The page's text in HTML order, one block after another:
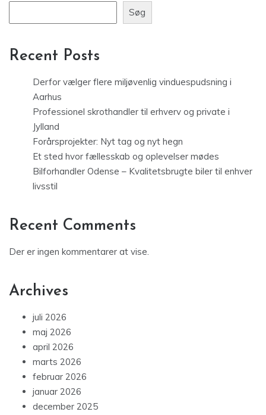
Søg
Recent Posts
Derfor vælger flere miljøvenlig vinduespudsning i
Aarhus
Professionel skrothandler til erhverv og private i
Jylland
Forårsprojekter: Nyt tag og nyt hegn
Et sted hvor fællesskab og oplevelser mødes
Bilforhandler Odense – Kvalitetsbrugte biler til enhver
livsstil
Recent Comments
Der er ingen kommentarer at vise.
Archives
juli 2026
maj 2026
april 2026
marts 2026
februar 2026
januar 2026
december 2025